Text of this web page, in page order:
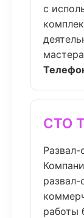
с
СТО
работы